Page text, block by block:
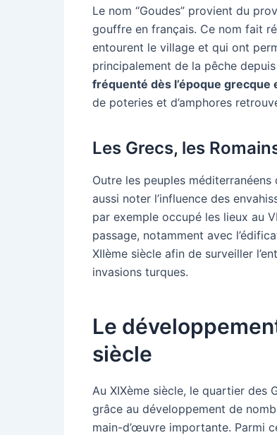
Le nom “Goudes” provient du
gouffre en français. Ce nom fait
entourent le village et qui ont
principalement de la pêche
fréquenté dès l’époque grecque
de poteries et d’amphores
Les Grecs, les
Outre les peuples
aussi noter l’influence des
par exemple occupé les lieux au
passage, notamment avec
XIIème siècle afin de surveiller
invasions turques.
Le
siècle
Au XIXème siècle, le quartier des
grâce au développement de
main-d’œuvre importante. Parmi